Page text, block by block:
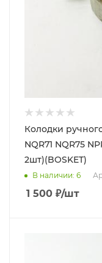
Колодки
NQR71 NQR75
2шт)(BOSKET)
В наличии: 6
1 500 ₽/шт